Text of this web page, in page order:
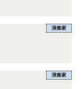
演奏家
演奏家